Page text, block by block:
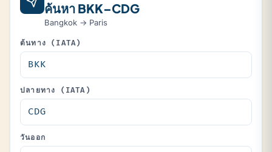
ค้นหา BKK–CDG
Bangkok → Paris
ต้นทาง (IATA)
ปลายทาง (IATA)
วันออก